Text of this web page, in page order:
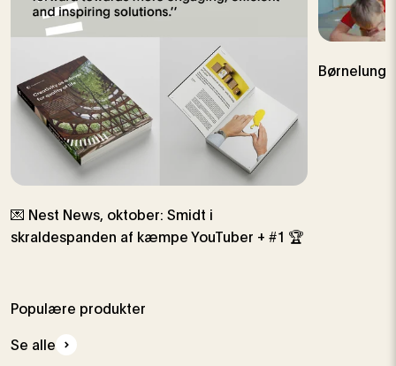
💌 Nest News, oktober: Smidt i
skraldespanden af ​​kæmpe YouTuber + #1 🏆
Populære produkter
Se alle